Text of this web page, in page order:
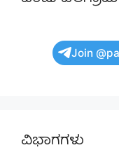
Join
ವಿಭಾಗಗಳು